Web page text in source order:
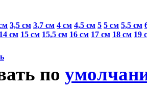
3,5 см 3,7 см 4 см 4,5 см 5 5 см 5,5 см
14 см 15 см 15,5 см 16 см 17 см 18 см 19
по